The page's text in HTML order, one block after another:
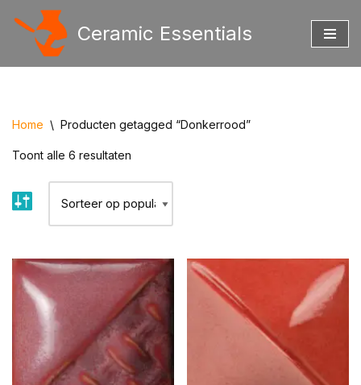
Ceramic Essentials
Home \ Producten getagged “Donkerrood”
Toont alle 6 resultaten